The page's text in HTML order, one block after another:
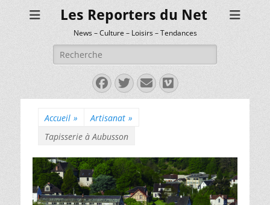
Les Reporters du Net
News – Culture – Loisirs – Tendances
Rechercher :
Facebook
Twitter
E-
mail
Vimeo
Accueil » Artisanat »
Tapisserie à Aubusson